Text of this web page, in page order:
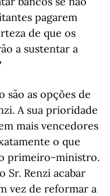
pagarem
de que os
a sustentar a
são as opções de
A sua prioridade
mais vencedores
o que
primeiro-ministro.
Sr. Renzi acabar
vez de reformar a